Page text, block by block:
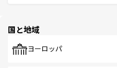
で、ホーカーズは地元
国と地域
ヨーロッパ